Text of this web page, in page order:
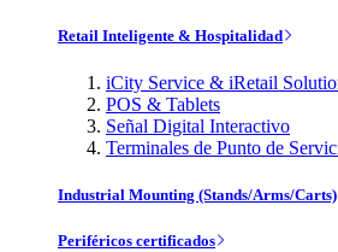
Retail Inteligente & Hospitalidad
iCity Service & iRetail
POS & Tablets
Señal Digital Interactivo
Terminales de Punto de
Industrial Mounting (Stands/Arms/Carts)
Periféricos certificados